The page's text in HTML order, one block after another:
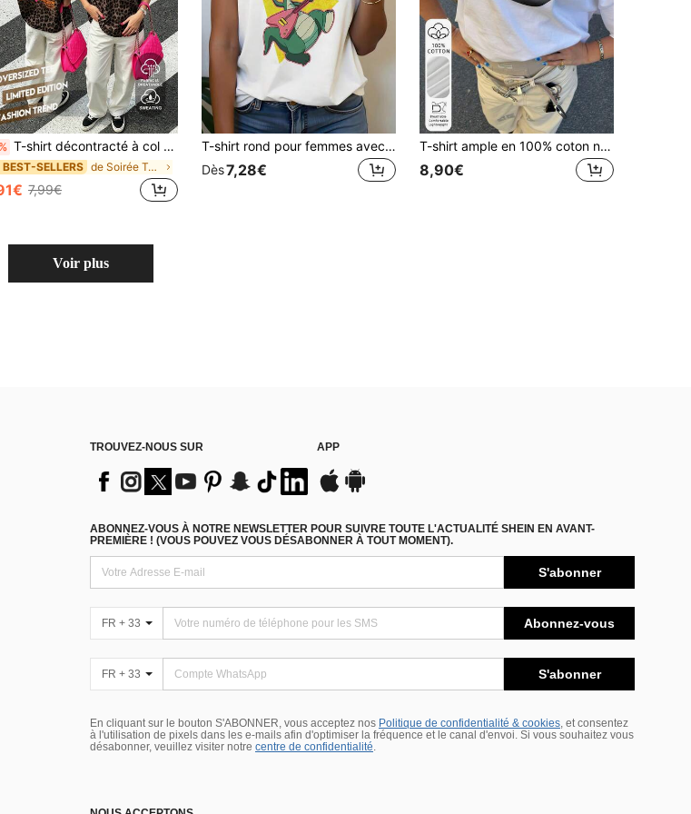
T-shirt décontracté à col rond et manches courtes pour femmes, noir, été, vacances, chic sans effort
SELLERS de Soirée T-shirts pour femmes
7,99€
T-shirt rond pour femmes avec imprimé graphique de dinosaure Denver, blanc, taille standard, décontracté, printemps/été
Dès7,28€
T-shirt ample en 100% coton noir avec imprimé lèvres pour femmes, Top décontracté doux et respirant, style punk Y2K à manches courtes, convient pour les sorties quotidiennes, les festivals de musique, les rendez-vous et les tenues urbaines décontractées d'été blanc
8,90€
Voir plus
TROUVEZ-NOUS SUR APP
ABONNEZ-VOUS À NOTRE NEWSLETTER POUR SUIVRE TOUTE L'ACTUALITÉ SHEIN EN AVANT-
PREMIÈRE ! (VOUS POUVEZ VOUS DÉSABONNER À TOUT MOMENT).
S'abonner
FR + 33 Abonnez-vous
FR + 33 S'abonner
En cliquant sur le bouton S'ABONNER, vous acceptez nos Politique de confidentialité & cookies, et consentez
à l'utilisation de pixels dans les e-mails afin d'optimiser la fréquence et le canal d'envoi. Si vous souhaitez vous
désabonner, veuillez visiter notre centre de confidentialité.